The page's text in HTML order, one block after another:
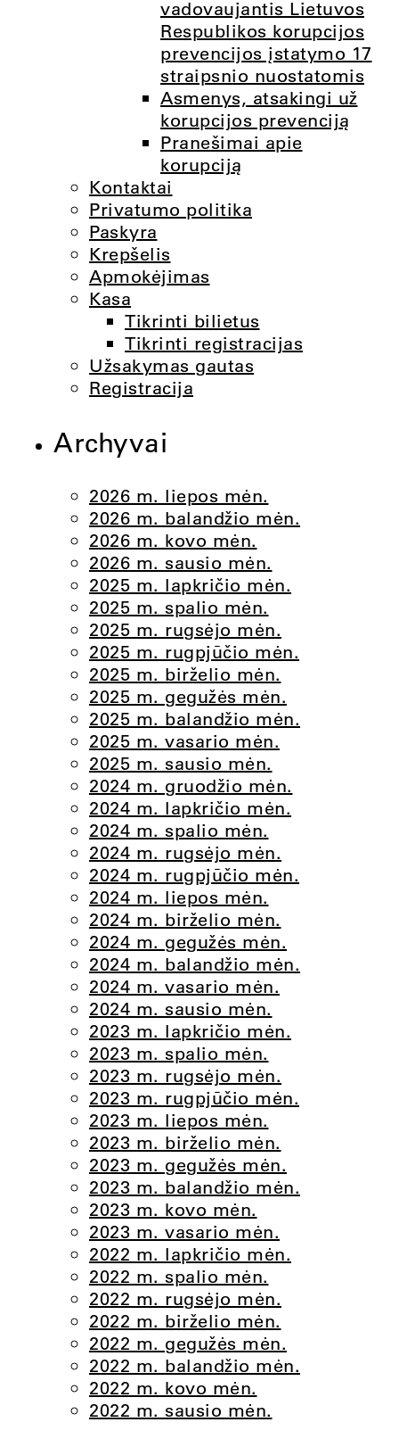
vadovaujantis Lietuvos
Respublikos korupcijos
prevencijos įstatymo 17
straipsnio nuostatomis
Asmenys, atsakingi už
korupcijos prevenciją
Pranešimai apie
korupciją
Kontaktai
Privatumo politika
Paskyra
Krepšelis
Apmokėjimas
Kasa
Tikrinti bilietus
Tikrinti registracijas
Užsakymas gautas
Registracija
Archyvai
2026 m. liepos mėn.
2026 m. balandžio mėn.
2026 m. kovo mėn.
2026 m. sausio mėn.
2025 m. lapkričio mėn.
2025 m. spalio mėn.
2025 m. rugsėjo mėn.
2025 m. rugpjūčio mėn.
2025 m. birželio mėn.
2025 m. gegužės mėn.
2025 m. balandžio mėn.
2025 m. vasario mėn.
2025 m. sausio mėn.
2024 m. gruodžio mėn.
2024 m. lapkričio mėn.
2024 m. spalio mėn.
2024 m. rugsėjo mėn.
2024 m. rugpjūčio mėn.
2024 m. liepos mėn.
2024 m. birželio mėn.
2024 m. gegužės mėn.
2024 m. balandžio mėn.
2024 m. vasario mėn.
2024 m. sausio mėn.
2023 m. lapkričio mėn.
2023 m. spalio mėn.
2023 m. rugsėjo mėn.
2023 m. rugpjūčio mėn.
2023 m. liepos mėn.
2023 m. birželio mėn.
2023 m. gegužės mėn.
2023 m. balandžio mėn.
2023 m. kovo mėn.
2023 m. vasario mėn.
2022 m. lapkričio mėn.
2022 m. spalio mėn.
2022 m. rugsėjo mėn.
2022 m. birželio mėn.
2022 m. gegužės mėn.
2022 m. balandžio mėn.
2022 m. kovo mėn.
2022 m. sausio mėn.